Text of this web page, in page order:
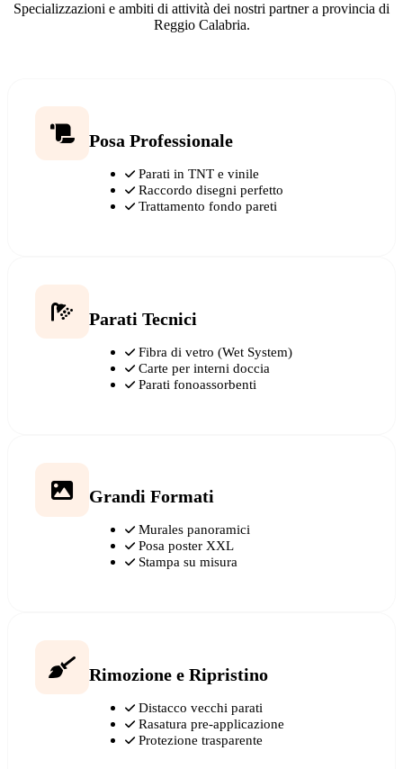
Specializzazioni e ambiti di attività dei nostri partner a provincia di
Reggio Calabria.
Posa Professionale
Parati in TNT e vinile
Raccordo disegni perfetto
Trattamento fondo pareti
Parati Tecnici
Fibra di vetro (Wet System)
Carte per interni doccia
Parati fonoassorbenti
Grandi Formati
Murales panoramici
Posa poster XXL
Stampa su misura
Rimozione e Ripristino
Distacco vecchi parati
Rasatura pre-applicazione
Protezione trasparente